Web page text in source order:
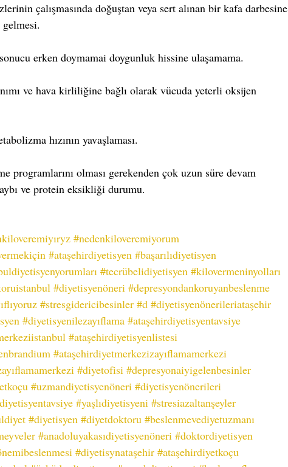
çalışmasında doğuştan veya sert alınan bir kafa darbesine
erken doymamai doygunluk hissine ulaşamama.
ve hava kirliliğine bağlı olarak vücuda yeterli oksijen
hızının yavaşlaması.
programlarını olması gerekenden çok uzun süre devam
ve protein eksikliği durumu.
#nedenkiloveremiyorum
#ataşehirdiyetisyen #başarılıdiyetisyen
#tecrübelidiyetisyen #kilovermeninyolları
#diyetisyenöneri #depresyondankoruyanbeslenme
#stresgidericibesinler #d #diyetisyenönerileriataşehir
#diyetisyenilezayıflama #ataşehirdiyetisyentavsiye
#ataşehirdiyetisyenlistesi
#ataşehirdiyetmerkezizayıflamamerkezi
#diyetofisi #depresyonaiyigelenbesinler
#uzmandiyetisyenöneri #diyetisyenönerileri
#yaşlıdiyetisyeni #stresiazaltanşeyler
#diyetisyen #diyetdoktoru #beslenmevediyetuzmanı
#anadoluyakasıdiyetisyenöneri #doktordiyetisyen
#diyetisynataşehir #ataşehirdiyetkoçu